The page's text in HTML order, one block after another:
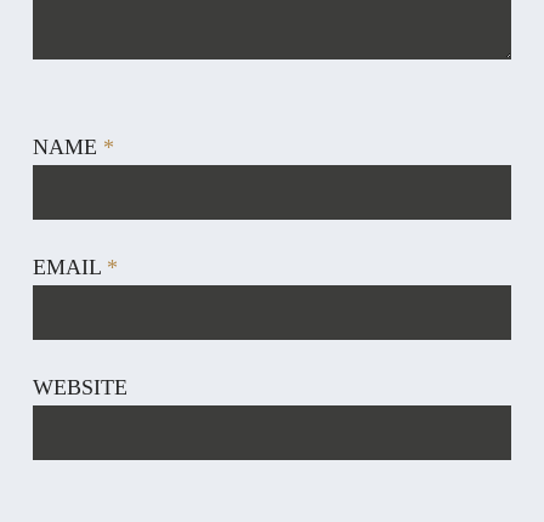
NAME *
EMAIL *
WEBSITE